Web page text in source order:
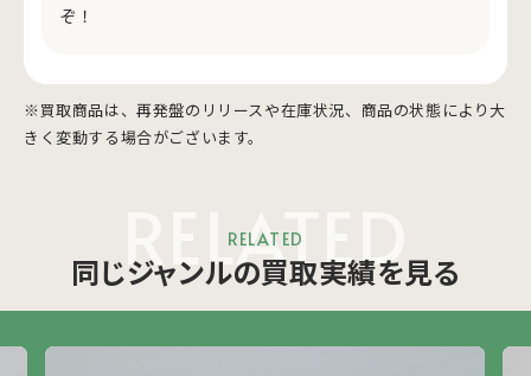
ぞ！
※買取商品は、再発盤のリリースや在庫状況、商品の状態により大
きく変動する場合がございます。
RELATED
RELATED
同じジャンルの買取実績を見る